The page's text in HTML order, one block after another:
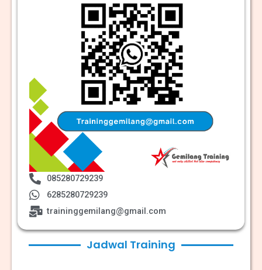
085280729239
6285280729239
traininggemilang@gmail.com
Jadwal Training